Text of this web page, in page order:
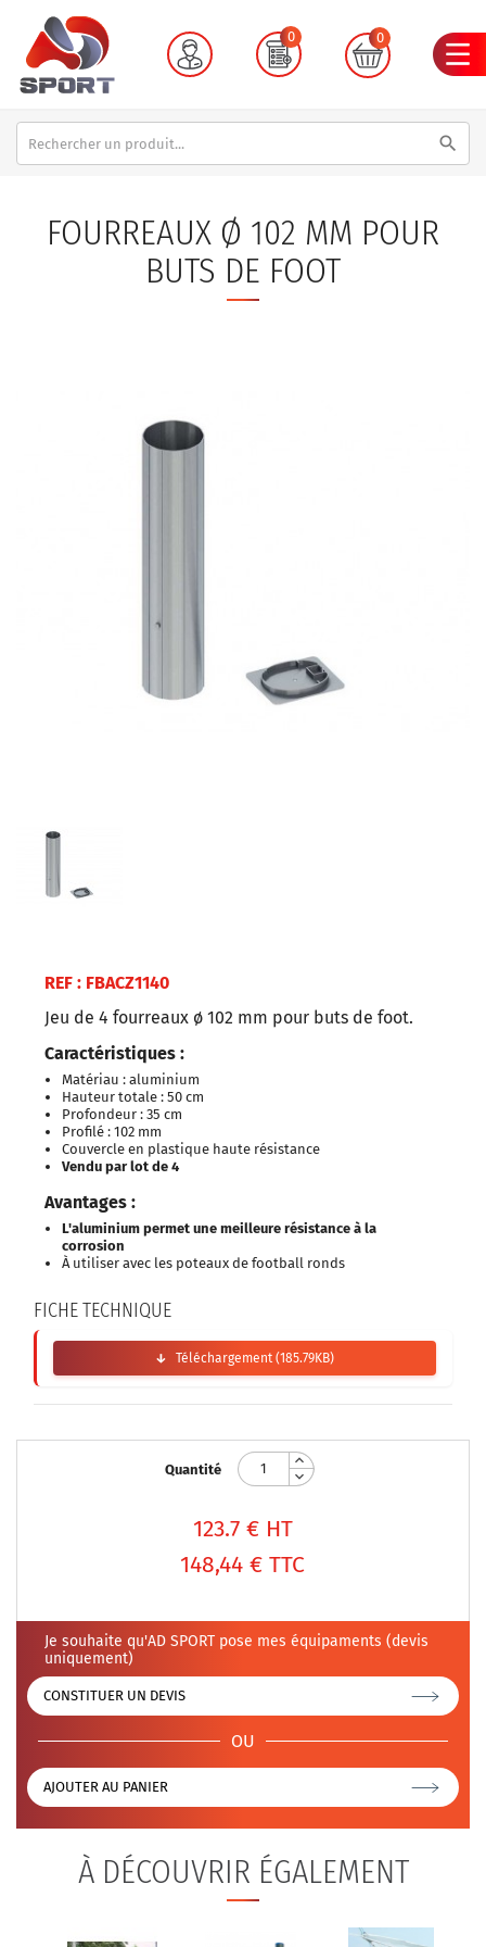
0 0
search
FOURREAUX Ø 102 MM POUR
BUTS DE FOOT
REF : FBACZ1140
Jeu de 4 fourreaux ø 102 mm pour buts de foot.
Caractéristiques :
Matériau : aluminium
Hauteur totale : 50 cm
Profondeur : 35 cm
Profilé : 102 mm
Couvercle en plastique haute résistance
Vendu par lot de 4
Avantages :
L'aluminium permet une meilleure résistance à la
corrosion
À utiliser avec les poteaux de football ronds
FICHE TECHNIQUE
Téléchargement (185.79KB)
Quantité
123.7 € HT
148,44 € TTC
Je souhaite qu'AD SPORT pose mes équipaments (devis
uniquement)
CONSTITUER UN DEVIS
OU
AJOUTER AU PANIER
À DÉCOUVRIR ÉGALEMENT